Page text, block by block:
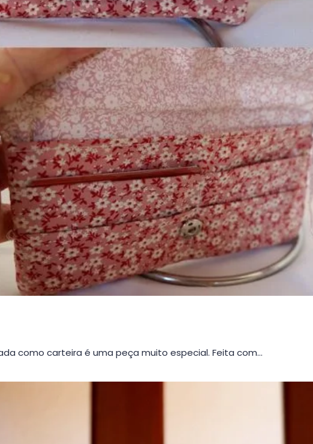
como carteira é uma peça muito especial. Feita com…